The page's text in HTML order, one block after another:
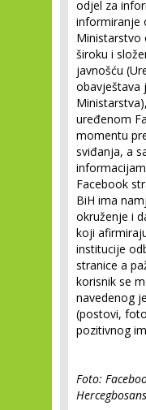
odjel za
informiranje
Ministarstvo
široku i
javnošću
obavještava
uređenom
momentu
sviđanja, a
Facebook
BiH ima
okruženje i
koji
institucije
stranice a
korisnik se
navedenog
(postovi,
pozitivnog
Foto: